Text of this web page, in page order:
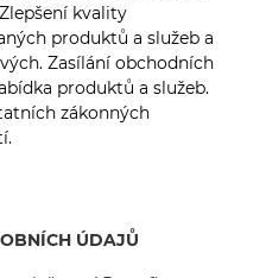
kvality
produktů a služeb a
Zasílání obchodních
produktů a služeb.
zákonných
ÚDAJŮ